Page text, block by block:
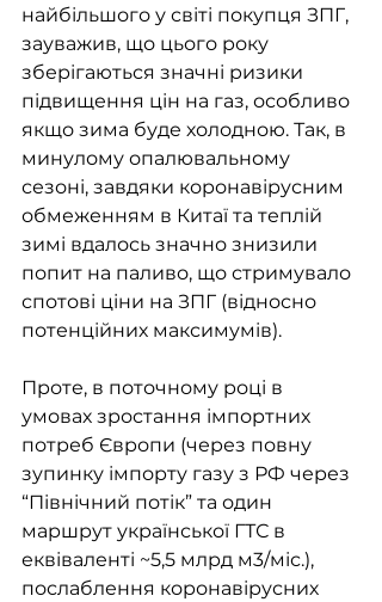
найбільшого у світі покупця ЗПГ,
зауважив, що цього року
зберігаються значні ризики
підвищення цін на газ, особливо
якщо зима буде холодною. Так, в
минулому опалювальному
сезоні, завдяки коронавірусним
обмеженням в Китаї та теплій
зимі вдалось значно знизили
попит на паливо, що стримувало
спотові ціни на ЗПГ (відносно
потенційних максимумів).
Проте, в поточному році в
умовах зростання імпортних
потреб Європи (через повну
зупинку імпорту газу з РФ через
“Північний потік” та один
маршрут української ГТС в
еквіваленті ~5,5 млрд м3/міс.),
послаблення коронавірусних